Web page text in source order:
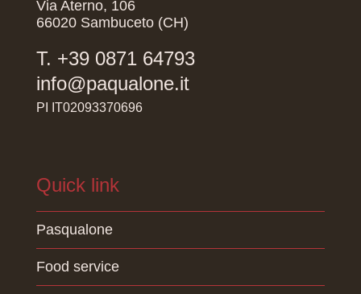
Via Aterno, 106
66020 Sambuceto (CH)
T. +39 0871 64793
info@paqualone.it
PI IT02093370696
Quick link
Pasqualone
Food service